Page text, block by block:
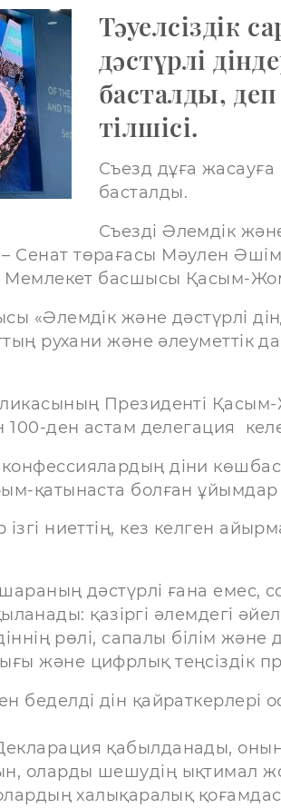
Тәуелсіздік
дәстүрлі
басталды,
тілшісі.
Съезд дұға жасауға
басталды.
Съезді Әлемдік
Сенат төрағасы Мәулен
Мемлекет басшысы Қасым-
«Әлемдік және дәстүрлі
рухани және әлеуметтік
Президенті
100-ден астам делегация
діни
қатынаста болған ұйымдар
ниеттің, кез келген
дәстүрлі ғана емес,
қазіргі әлемдегі
рөлі, сапалы білім
және цифрлық теңсіздік
беделді дін қайраткерлері
қабылданады,
оларды шешудің ықтимал
халықаралық